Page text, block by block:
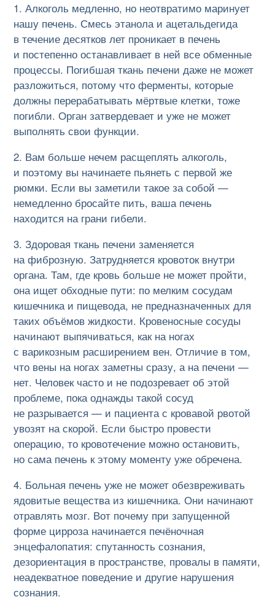
Алкоголь медленно, но неотвратимо маринует
нашу печень. Смесь этанола и ацетальдегида
в течение десятков лет проникает в печень
и постепенно останавливает в ней все обменные
процессы. Погибшая ткань печени даже не может
разложиться, потому что ферменты, которые
должны перерабатывать мёртвые клетки, тоже
погибли. Орган затвердевает и уже не может
выполнять свои функции.
Вам больше нечем расщеплять алкоголь,
и поэтому вы начинаете пьянеть с первой же
рюмки. Если вы заметили такое за собой —
немедленно бросайте пить, ваша печень
находится на грани гибели.
Здоровая ткань печени заменяется
на фиброзную. Затрудняется кровоток внутри
органа. Там, где кровь больше не может пройти,
она ищет обходные пути: по мелким сосудам
кишечника и пищевода, не предназначенных для
таких объёмов жидкости. Кровеносные сосуды
начинают выпячиваться, как на ногах
с варикозным расширением вен. Отличие в том,
что вены на ногах заметны сразу, а на печени —
нет. Человек часто и не подозревает об этой
проблеме, пока однажды такой сосуд
не разрывается — и пациента с кровавой рвотой
увозят на скорой. Если быстро провести
операцию, то кровотечение можно остановить,
но сама печень к этому моменту уже обречена.
Больная печень уже не может обезвреживать
ядовитые вещества из кишечника. Они начинают
отравлять мозг. Вот почему при запущенной
форме цирроза начинается печёночная
энцефалопатия: спутанность сознания,
дезориентация в пространстве, провалы в памяти,
неадекватное поведение и другие нарушения
сознания.